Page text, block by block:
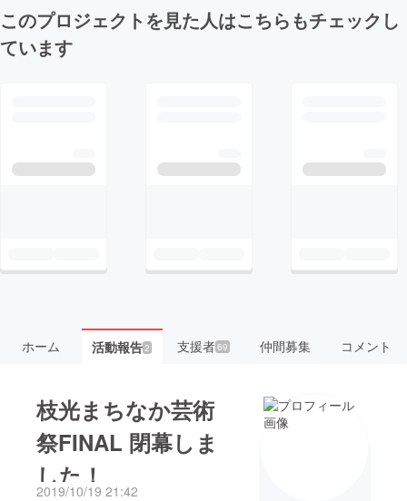
このプロジェクトを見た人はこちらもチェックし
ています
ホーム 活動報告2 支援者69 仲間募集 コメント
枝光まちなか芸術
祭FINAL 閉幕しま
した！
2019/10/19 21:42